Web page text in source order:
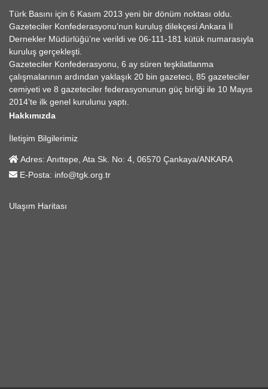
Türk Basını için 6 Kasım 2013 yeni bir dönüm noktası oldu.
Gazeteciler Konfederasyonu’nun kuruluş dilekçesi Ankara İl
Dernekler Müdürlüğü’ne verildi ve 06-111-181 kütük numarasıyla
kuruluş gerçekleşti.
Gazeteciler Konfederasyonu, 6 ay süren teşkilatlanma
çalışmalarının ardından yaklaşık 20 bin gazeteci, 85 gazeteciler
cemiyeti ve 8 gazeteciler federasyonunun güç birliği ile 10 Mayıs
2014’te ilk genel kurulunu yaptı.
Hakkımızda
İletişim Bilgilerimiz
Adres: Anıttepe, Ata Sk. No: 4, 06570 Çankaya/ANKARA
E-Posta: info@tgk.org.tr
Ulaşım Haritası